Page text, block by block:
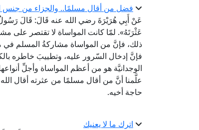
فضل من أقال مسلمًا.. والجزاء من جنس
عَنْ أَبِي هُرَيْرَةَ رضي الله عنه قَالَ: قَالَ رَسُولُ
عَثْرَتَهُ». لمّا كانت المواساة لا تقتصر على
ذلك، فإنَّ من المواساة مشاركةُ المسلم
فإنَّ إدخال السّرور عليه، وتطييبَ خاطره
الوجدانيَّة هو من أعظم المواساة وأجلِّ
علَّمنا أنَّ من أقال مسلمًا من عثرته أقال
حاجة أخيه.
اترك ما لا يعنيك